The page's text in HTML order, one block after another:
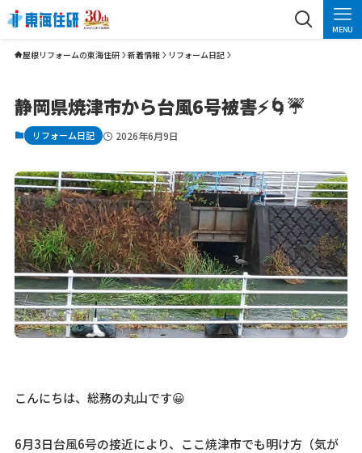
MENU
屋根リフォームの東海住研 新着情報 リフォーム日記
静岡県焼津市から台風6号被害⚡️🌀☔️
リフォーム日記 2026年6月9日
こんにちは、総務の丸山です😀
6月3日台風6号の接近により、ここ焼津市でも明け方（気が